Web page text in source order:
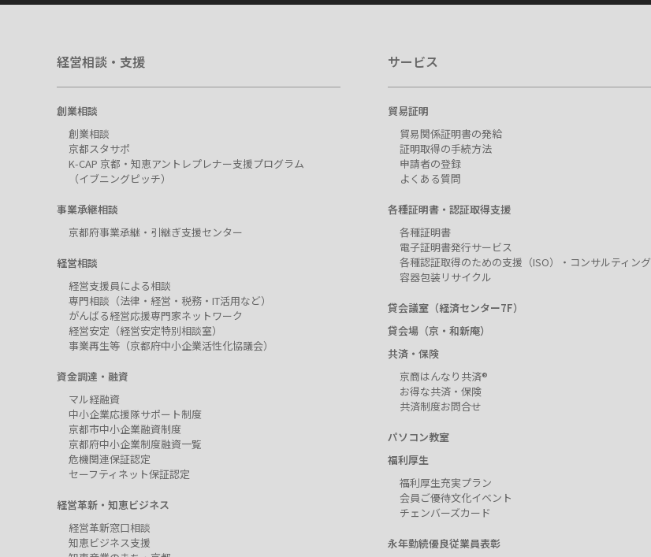
経営相談・支援
創業相談
創業相談
京都スタサポ
K-CAP 京都・知恵アントレプレナー支援プログラム
（イブニングピッチ）
事業承継相談
京都府事業承継・引継ぎ支援センター
経営相談
経営支援員による相談
専門相談（法律・経営・税務・IT活用など）
がんばる経営応援専門家ネットワーク
経営安定（経営安定特別相談室）
事業再生等（京都府中小企業活性化協議会）
資金調達・融資
マル経融資
中小企業応援隊サポート制度
京都市中小企業融資制度
京都府中小企業制度融資一覧
危機関連保証認定
セーフティネット保証認定
経営革新・知恵ビジネス
経営革新窓口相談
知恵ビジネス支援
サービス
貿易証明
貿易関係証明書の発給
証明取得の手続方法
申請者の登録
よくある質問
各種証明書・認証取得支援
各種証明書
電子証明書発行サービス
各種認証取得のための支援（ISO）・コンサルティング
容器包装リサイクル
貸会議室（経済センター7F）
貸会場（京・和新庵）
共済・保険
京商はんなり共済®
お得な共済・保険
共済制度お問合せ
パソコン教室
福利厚生
福利厚生充実プラン
会員ご優待文化イベント
チェンバーズカード
永年勤続優良従業員表彰